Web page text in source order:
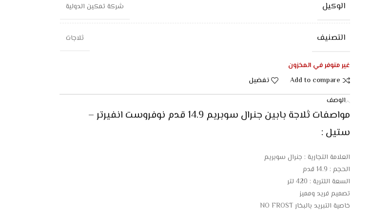
الوكيل شركة تمكين الدولية
التصنيف ثلاجات
غير متوفر في المخزون
Add to compare
تفضيل
الوصف
مواصفات ثلاجة بابين جنرال سوبريم 14.9 قدم نوفروست انفيرتر –
ستيل :
العلامة التجارية : جنرال سوبريم
الحجم : 14.9 قدم
السعة اللترية : 420 لتر
تصميم فريد ومميز
خاصية التبريد بالبخار NO FROST